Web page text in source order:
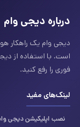
درباره دیجی وام
دیجی وام یک راهکار
است. با استفاده از
فوری را رفع کنید.
لینک‌های مفید
نصب اپلیکیشن دیجی